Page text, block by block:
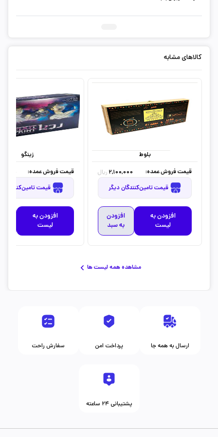
کالاهای مشابه
بلوط
قیمت فروش عمده:
2,100,000 ریال
قیمت تامین‌کنندگان دیگر
افزودن به
لیست
افزودن
به سبد
زینگو
قیمت فروش عمده:
قیمت تامین‌کنندگان دیگر
افزودن به
لیست
مشاهده همه لیست ها
سفارش راحت پرداخت امن ارسال به همه جا
پشتیبانی ۲۴ ساعته